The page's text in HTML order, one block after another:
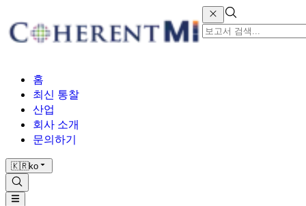
홈
최신 통찰
산업
회사 소개
문의하기
🇰🇷ko